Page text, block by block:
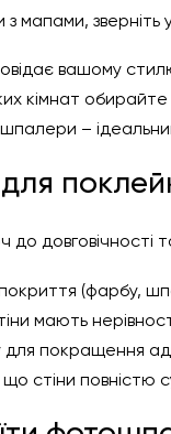
зверніть
вашому
кімнат обирайте
шпалери –
для
до
(фарбу,
мають
для покращення
стіни повністю